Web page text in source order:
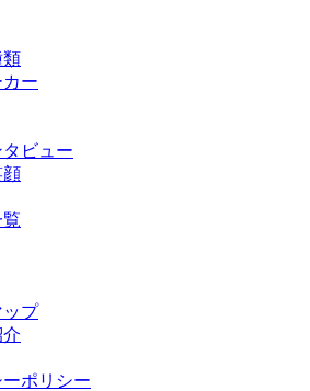
類
ー
ビュー
顔
ップ
ポリシー